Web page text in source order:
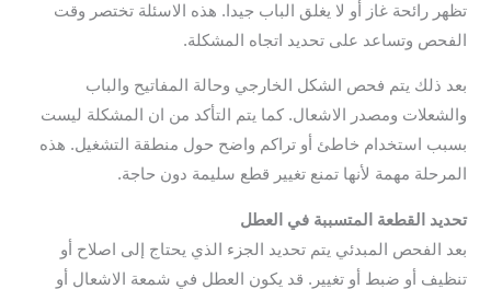
تظهر رائحة غاز أو لا يغلق الباب جيدا. هذه الاسئلة تختصر وقت
الفحص وتساعد على تحديد اتجاه المشكلة.
بعد ذلك يتم فحص الشكل الخارجي وحالة المفاتيح والباب
والشعلات ومصدر الاشعال. كما يتم التأكد من ان المشكلة ليست
بسبب استخدام خاطئ أو تراكم واضح حول منطقة التشغيل. هذه
المرحلة مهمة لأنها تمنع تغيير قطع سليمة دون حاجة.
تحديد القطعة المتسببة في العطل
بعد الفحص المبدئي يتم تحديد الجزء الذي يحتاج إلى اصلاح أو
تنظيف أو ضبط أو تغيير. قد يكون العطل في شمعة الاشعال أو